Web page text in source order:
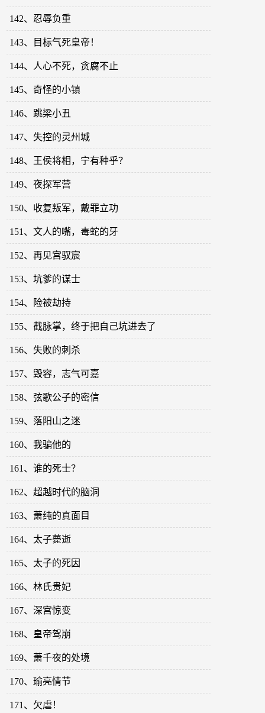
142、忍辱负重
143、目标气死皇帝！
144、人心不死，贪腐不止
145、奇怪的小镇
146、跳梁小丑
147、失控的灵州城
148、王侯将相，宁有种乎？
149、夜探军营
150、收复叛军，戴罪立功
151、文人的嘴，毒蛇的牙
152、再见宫驭宸
153、坑爹的谋士
154、险被劫持
155、截脉掌，终于把自己坑进去了
156、失败的刺杀
157、毁容，志气可嘉
158、弦歌公子的密信
159、落阳山之迷
160、我骗他的
161、谁的死士？
162、超越时代的脑洞
163、萧纯的真面目
164、太子薨逝
165、太子的死因
166、林氏贵妃
167、深宫惊变
168、皇帝驾崩
169、萧千夜的处境
170、瑜亮情节
171、欠虐！